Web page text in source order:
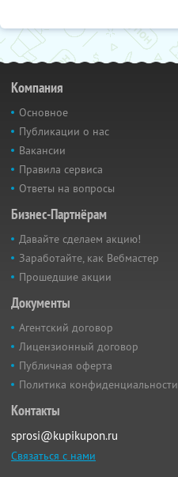
Компания
Основное
Публикации о нас
Вакансии
Правила сервиса
Ответы на вопросы
Бизнес-Партнёрам
Давайте сделаем акцию!
Заработайте, как Вебмастер
Прошедшие акции
Документы
Агентский договор
Лицензионный договор
Публичная оферта
Политика конфиденциальности
Контакты
sprosi@kupikupon.ru
Связаться с нами